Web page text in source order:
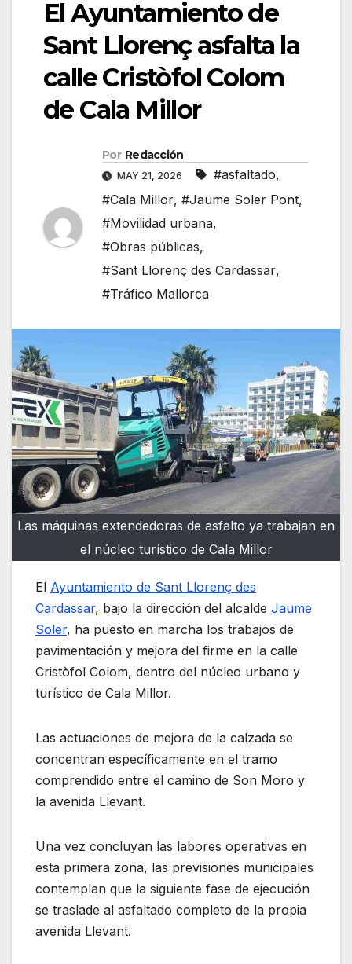
El Ayuntamiento de
Sant Llorenç asfalta la
calle Cristòfol Colom
de Cala Millor
Por Redacción
MAY 21, 2026 #asfaltado,
#Cala Millor, #Jaume Soler Pont,
#Movilidad urbana,
#Obras públicas,
#Sant Llorenç des Cardassar,
#Tráfico Mallorca
Las máquinas extendedoras de asfalto ya trabajan en
el núcleo turístico de Cala Millor
El Ayuntamiento de Sant Llorenç des
Cardassar, bajo la dirección del alcalde Jaume
Soler, ha puesto en marcha los trabajos de
pavimentación y mejora del firme en la calle
Cristòfol Colom, dentro del núcleo urbano y
turístico de Cala Millor.
Las actuaciones de mejora de la calzada se
concentran específicamente en el tramo
comprendido entre el camino de Son Moro y
la avenida Llevant.
Una vez concluyan las labores operativas en
esta primera zona, las previsiones municipales
contemplan que la siguiente fase de ejecución
se traslade al asfaltado completo de la propia
avenida Llevant.